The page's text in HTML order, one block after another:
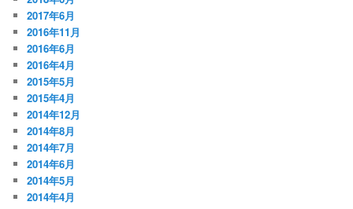
2017年6月
2016年11月
2016年6月
2016年4月
2015年5月
2015年4月
2014年12月
2014年8月
2014年7月
2014年6月
2014年5月
2014年4月